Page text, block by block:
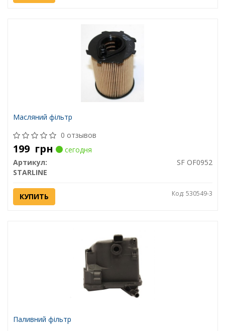
Масляний фільтр
0 отзывов
199 грн
сегодня
Артикул:
SF OF0952
STARLINE
КУПИТЬ Код: 530549-3
Паливний фільтр